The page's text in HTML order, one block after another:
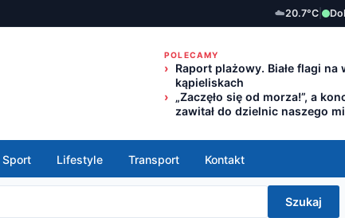
☁️20.7°C
POLECAMY
Raport plażowy. Białe flagi
kąpieliskach
„Zaczęło się od morza!”, a
zawitał do dzielnic naszego
Sport Lifestyle Transport Kontakt
Szukaj